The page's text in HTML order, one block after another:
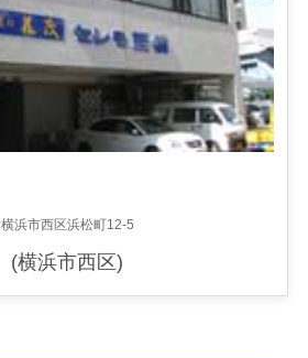
横浜市西区浜松町12-5
(横浜市西区)